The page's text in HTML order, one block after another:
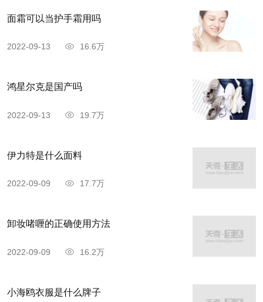
面霜可以当护手霜用吗
2022-09-13 16.6万
鸿星尔克是国产吗
2022-09-13 19.7万
伊力特是什么面料
2022-09-09 17.7万
卸妆啫喱的正确使用方法
2022-09-09 16.2万
小海鸥衣服是什么牌子